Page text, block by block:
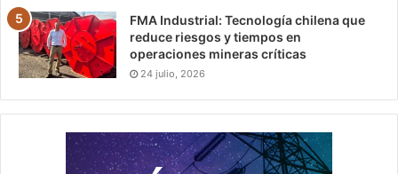
FMA Industrial: Tecnología chilena que
reduce riesgos y tiempos en
operaciones mineras críticas
24 julio, 2026